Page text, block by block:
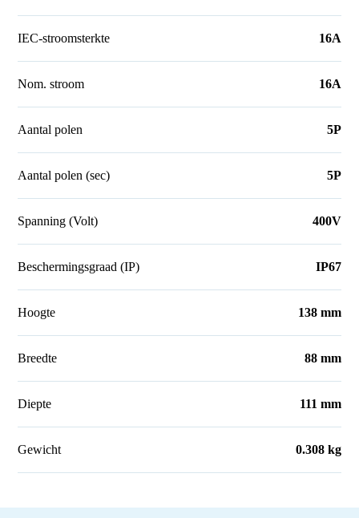
IEC-stroomsterkte 16A
Nom. stroom 16A
Aantal polen 5P
Aantal polen (sec) 5P
Spanning (Volt) 400V
Beschermingsgraad (IP) IP67
Hoogte 138 mm
Breedte 88 mm
Diepte 111 mm
Gewicht 0.308 kg